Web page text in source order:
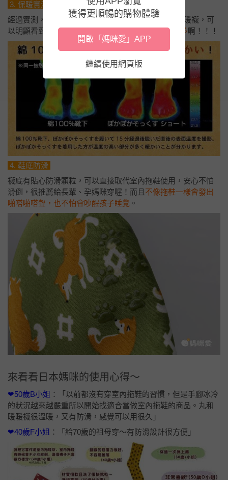
3. 保暖實測
經過實測，同一個人穿上一般純棉襪和 PokaPoka 暖暖襪，可
以明顯看到右邊的腳在
經過 15 分鐘之後明顯溫暖許多啊！！！
4. 鞋底防滑
襪底有貼心防滑顆粒，可以直接取代室內拖鞋使用，安心不怕
滑倒，很推薦給長輩、孕媽咪穿喔！而且 不像拖鞋一樣會發出
啪嗒啪嗒聲，也不怕會吵醒孩子睡覺 。
來看看日本媽咪的使用心得～
❤50歲B小姐 ：「以前都沒有穿室內拖鞋的習慣，但是手腳冰冷
的狀況越來越嚴重所以開始找適合當做室內拖鞋的商品。丸和
暖暖襪很溫暖，又有防滑，感覺可以用很久」
❤40歲F小姐 ：「給70歲的祖母穿～有防滑設計很方便」
獲得更順暢的購物體驗
開啟「媽咪愛」APP
繼續使用網頁版